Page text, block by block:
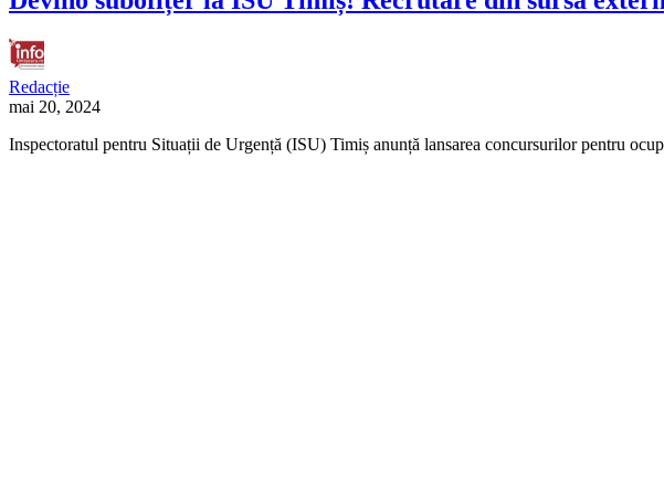
Redacție
mai 20, 2024
Inspectoratul pentru Situații de Urgență (ISU) Timiș anunță lansarea concursurilor pentru